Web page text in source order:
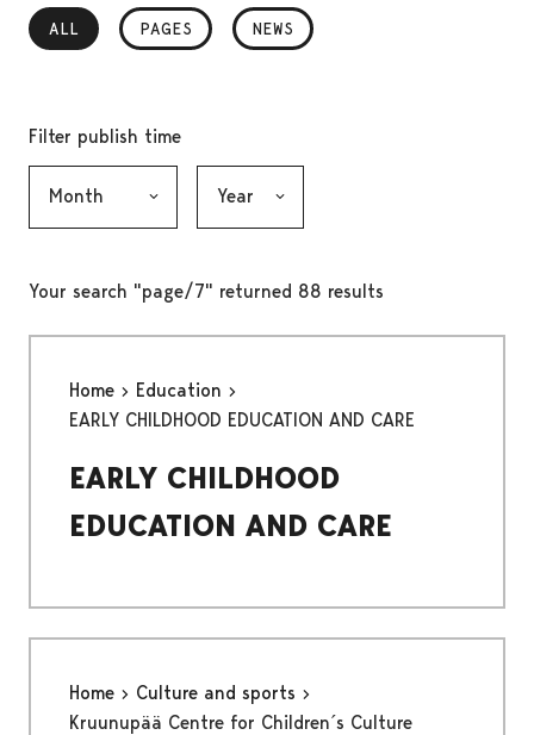
ALL
, SELECTEDPAGES NEWS
Filter publish time
Your search "page/7" returned 88 results
Home
Education
EARLY CHILDHOOD EDUCATION AND CARE
EARLY CHILDHOOD
EDUCATION AND CARE
Home
Culture and sports
Kruunupää Centre for Children´s Culture